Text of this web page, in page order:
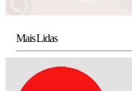
Mais Lidas